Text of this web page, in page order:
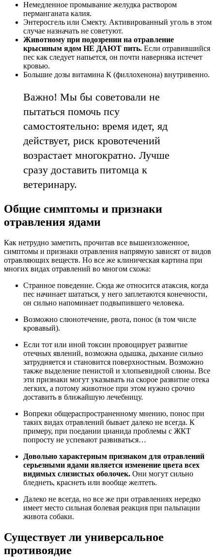
Немедленное промывание желудка раствором
перманганата калия.
Энтеросгель или Смекту. Активированный уголь в этом
случае назначать не советуют.
Животному при подозрении на отравление
крысиным ядом НЕ ДАЮТ пить. Если отравившийся
пес как следует напьется, он почти наверняка истечет
кровью.
Большие дозы витамина К (филлохенона) внутривенно.
Важно! Мы бы советовали не
пытаться помочь псу
самостоятельно: время идет, яд
действует, риск кровотечений
возрастает многократно. Лучше
сразу доставить питомца к
ветеринару.
Общие симптомы и признаки
отравления ядами
Как нетрудно заметить, прочитав все вышеизложенное,
симптомы и признаки отравления напрямую зависят от видов
отравляющих веществ. Но все же клиническая картина при
многих видах отравлений во многом схожа:
Странное поведение. Сюда же относится атаксия, когда
пес начинает шататься, у него заплетаются конечности,
он сильно напоминает подвыпившего человека.
Возможно слюнотечение, рвота, понос (в том числе
кровавый).
Если тот или иной токсин провоцирует развитие
отечных явлений, возможна одышка, дыхание сильно
затрудняется и становится поверхностным. Возможно
также выделение пенистой и хлопьевидной слюны. Все
эти признаки могут указывать на скорое развитие отека
легких, а потому животное при этом нужно срочно
доставить в ближайшую лечебницу.
Вопреки общераспространенному мнению, понос при
таких видах отравлений бывает далеко не всегда. К
примеру, при поедании цианида проблемы с ЖКТ
попросту не успевают развиваться…
Довольно характерным признаком для отравлений
серьезными ядами является изменение цвета всех
видимых слизистых оболочек. Они могут сильно
бледнеть, краснеть или вообще желтеть.
Далеко не всегда, но все же при отравлениях нередко
имеет место сильная болевая реакция при пальпации
живота собаки.
Существует ли универсальное
противоядие